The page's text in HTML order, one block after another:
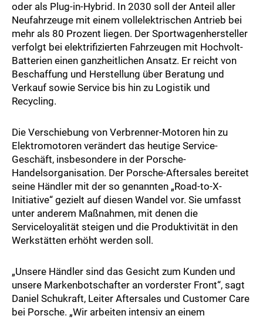
oder als Plug-in-Hybrid. In 2030 soll der Anteil aller
Neufahrzeuge mit einem vollelektrischen Antrieb bei
mehr als 80 Prozent liegen. Der Sportwagenhersteller
verfolgt bei elektrifizierten Fahrzeugen mit Hochvolt-
Batterien einen ganzheitlichen Ansatz. Er reicht von
Beschaffung und Herstellung über Beratung und
Verkauf sowie Service bis hin zu Logistik und
Recycling.
Die Verschiebung von Verbrenner-Motoren hin zu
Elektromotoren verändert das heutige Service-
Geschäft, insbesondere in der Porsche-
Handelsorganisation. Der Porsche-Aftersales bereitet
seine Händler mit der so genannten „Road-to-X-
Initiative“ gezielt auf diesen Wandel vor. Sie umfasst
unter anderem Maßnahmen, mit denen die
Serviceloyalität steigen und die Produktivität in den
Werkstätten erhöht werden soll.
„Unsere Händler sind das Gesicht zum Kunden und
unsere Markenbotschafter an vorderster Front“, sagt
Daniel Schukraft, Leiter Aftersales und Customer Care
bei Porsche. „Wir arbeiten intensiv an einem